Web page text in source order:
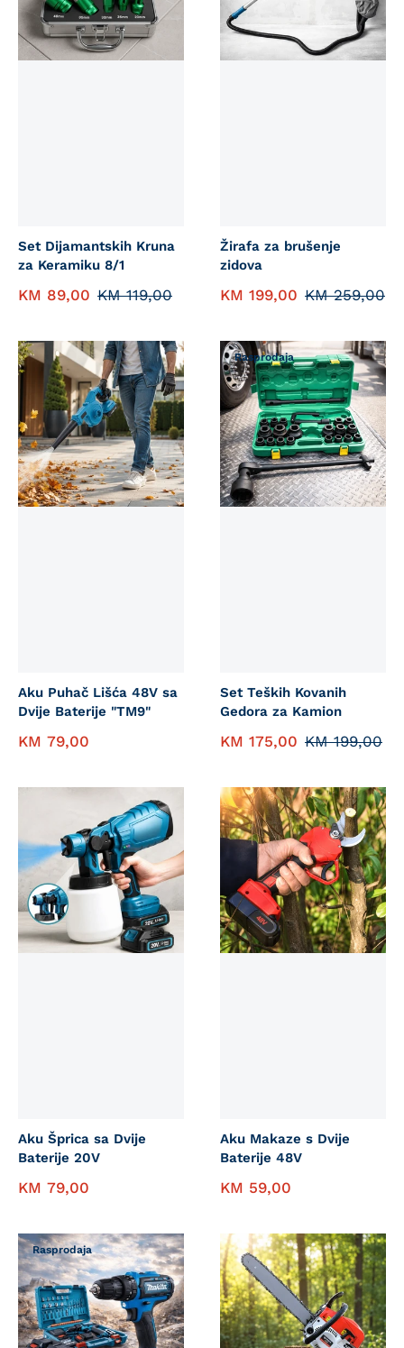
Set Dijamantskih Kruna
za Keramiku 8/1
KM 89,00 KM119,00
Žirafa za brušenje
zidova
KM 199,00 KM259,00
Aku Puhač Lišća 48V sa
Dvije Baterije "TM9"
KM 79,00
Rasprodaja
Set Teških Kovanih
Gedora za Kamion
KM 175,00 KM199,00
Aku Šprica sa Dvije
Baterije 20V
KM 79,00
Aku Makaze s Dvije
Baterije 48V
KM 59,00
Rasprodaja